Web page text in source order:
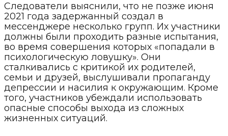
Следователи выяснили, что не позже июня
2021 года задержанный создал в
мессенджере несколько групп. Их участники
должны были проходить разные испытания,
во время совершения которых «попадали в
психологическую ловушку». Они
сталкивались с критикой их родителей,
семьи и друзей, выслушивали пропаганду
депрессии и насилия к окружающим. Кроме
того, участников убеждали использовать
опасные способы выхода из сложных
жизненных ситуаций.